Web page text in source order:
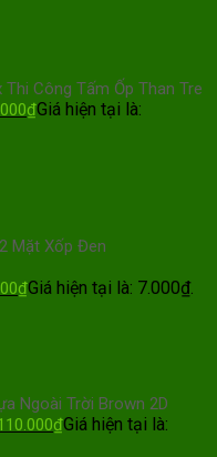
Thi Công Tấm Ốp Than Tre
₫Giá hiện tại là:
Mặt Xốp Đen
₫Giá hiện tại là: 7.000₫.
Ngoài Trời Brown 2D
₫Giá hiện tại là: